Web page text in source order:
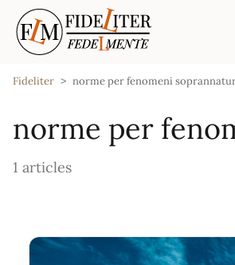
Fideliter norme per fenomeni
norme per
1 articles